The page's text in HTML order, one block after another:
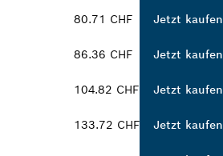
80.71 CHF Jetzt kaufen
86.36 CHF Jetzt kaufen
104.82 CHF Jetzt kaufen
133.72 CHF Jetzt kaufen